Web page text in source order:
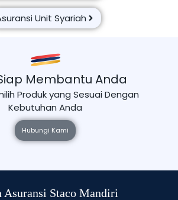
Unit Syariah
Membantu Anda
Produk yang Sesuai Dengan
Kebutuhan Anda
Hubungi Kami
Asuransi Staco Mandiri